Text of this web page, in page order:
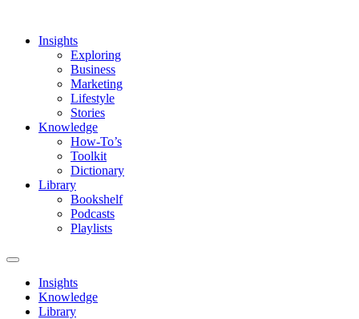
Insights
Exploring
Business
Marketing
Lifestyle
Stories
Knowledge
How-To’s
Toolkit
Dictionary
Library
Bookshelf
Podcasts
Playlists
Insights
Knowledge
Library